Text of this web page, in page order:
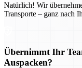
Natürlich! Wir
Transporte – ganz nach
Übernimmt Ihr
Auspacken?